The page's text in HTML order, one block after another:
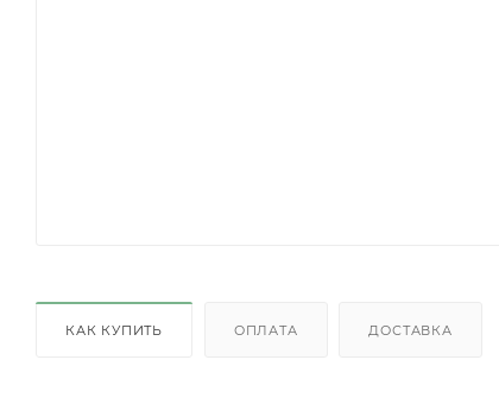
КАК КУПИТЬ ОПЛАТА ДОСТАВКА